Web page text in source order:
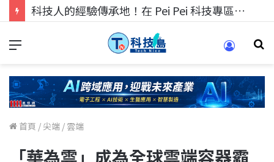
科技人的經驗傳承地！在 Pei Pei 科技專區，與學弟妹交流最硬核的技術
首頁 /尖端 / 雲端
「華為雲」成為全球雲端容器霸